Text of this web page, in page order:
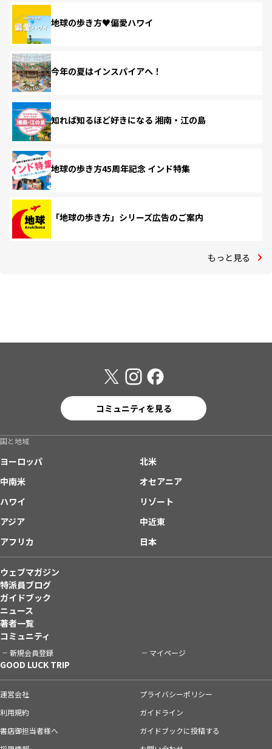
地球の歩き方♥偏愛ハワイ
今年の夏はインスパイアへ！
知れば知るほど好きになる 湘南・江の島
地球の歩き方45周年記念 インド特集
「地球の歩き方」シリーズ広告のご案内
もっと見る
コミュニティを見る
国と地域
ヨーロッパ
北米
中南米
オセアニア
ハワイ
リゾート
アジア
中近東
アフリカ
日本
ウェブマガジン
特派員ブログ
ガイドブック
ニュース
著者一覧
コミュニティ
新規会員登録 マイページ
GOOD LUCK TRIP
運営会社
プライバシーポリシー
利用規約
ガイドライン
書店御担当者様へ
ガイドブックに投稿する